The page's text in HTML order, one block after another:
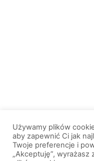
Używamy plików
aby zapewnić Ci jak
Twoje preferencje i
„Akceptuję”,